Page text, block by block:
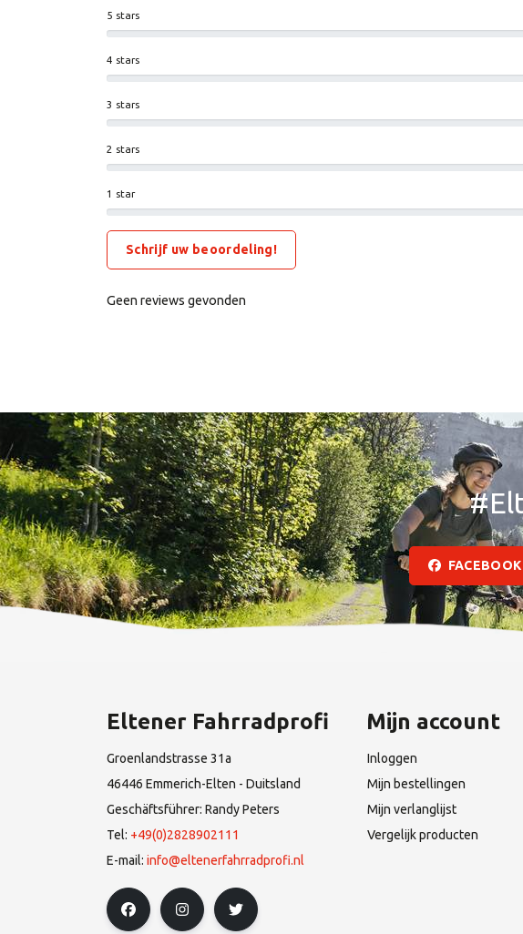
1 star
2 stars
3 stars
4 stars
5 stars
Schrijf uw beoordeling!
Geen reviews gevonden
FACEBOOK
Eltener Fahrradprofi
Groenlandstrasse 31a
46446 Emmerich-Elten - Duitsland
Geschäftsführer: Randy Peters
Tel: +49(0)2828902111
E-mail: info@eltenerfahrradprofi.nl
Mijn account
Inloggen
Mijn bestellingen
Mijn verlanglijst
Vergelijk producten